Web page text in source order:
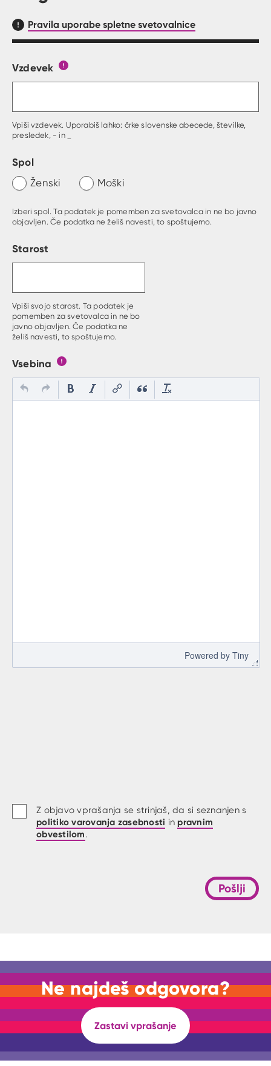
Pravila uporabe spletne svetovalnice
Obrazec, kjer lahko zastaviš vprašanje
Vzdevek
Vpiši vzdevek. Uporabiš lahko: črke slovenske abecede, številke,
presledek, - in _
Spol
Ženski Moški
Izberi spol. Ta podatek je pomemben za svetovalca in ne bo javno
objavljen. Če podatka ne želiš navesti, to spoštujemo.
Starost
Vpiši svojo starost. Ta podatek je
pomemben za svetovalca in ne bo
javno objavljen. Če podatka ne
želiš navesti, to spoštujemo.
Vsebina
Powered by Tiny
Z objavo vprašanja se strinjaš, da si seznanjen s
politiko varovanja zasebnosti in pravnim
obvestilom.
Pošlji
Ne najdeš odgovora?
Zastavi vprašanje